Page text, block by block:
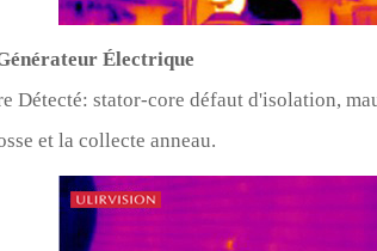
Électrique
Détecté: stator-core défaut d'isolation,
et la collecte anneau.